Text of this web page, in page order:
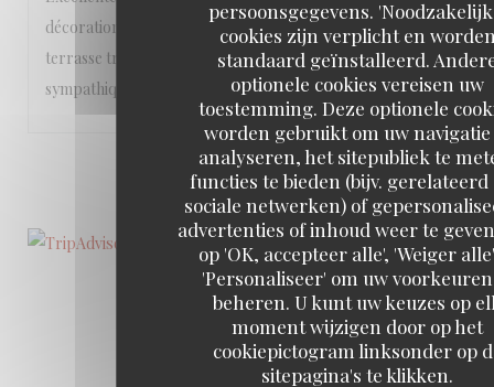
persoonsgegevens.
cookies zijn verplicht en
standaard geïnstalleerd.
optionele cookies vereisen uw
toestemming. Deze optionele
worden gebruikt om uw
analyseren, het sitepubliek te
functies te bieden (bijv. gerelateerd
sociale netwerken) of
advertenties of inhoud weer te
op 'OK, accepteer alle', 'Weiger
'Personaliseer' om uw
beheren. U kunt uw keuzes op
moment wijzigen door op het
cookiepictogram linksonder op
sitepagina's te klikken.
décoration soignée, que ce soit à l’intérieur ou sur la
terrasse très agréable. Le personnel est vraiment
sympathique!
1 2 3